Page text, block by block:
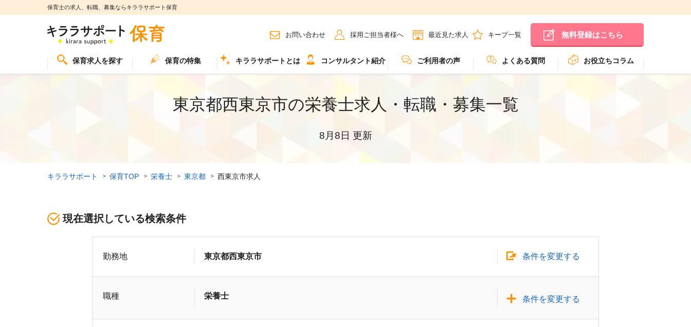
保育士の求人、転職、募集ならキララサポート保育
お問い合わせ 採用ご担当者様へ 最近見た求人 キープ一覧 無料登録はこちら
保育求人を探す 保育の特集 キララサポートとは コンサルタント紹介 ご利用者の声 よくある質問 お役立ちコラム
東京都西東京市の栄養士求人・転職・募集一覧
8月8日 更新
キララサポート 保育TOP 栄養士 東京都 西東京市求人
現在選択している検索条件
勤務地 東京都西東京市 条件を変更する
職種 栄養士 条件を変更する